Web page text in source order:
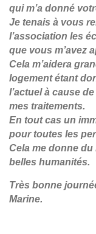
qui m’a donné
Je tenais à vous
l’association les
que vous m’avez
Cela m’aidera
logement étant
l’actuel à cause
mes traitements.
En tout cas un
pour toutes les
Cela me donne
belles humanités.
Très bonne
Marine.